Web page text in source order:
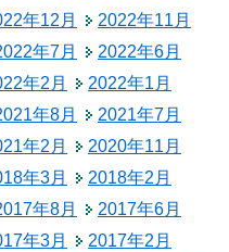
年12月
2022年11月
年7月
2022年6月
年2月
2022年1月
年8月
2021年7月
年2月
2020年11月
年3月
2018年2月
年8月
2017年6月
年3月
2017年2月